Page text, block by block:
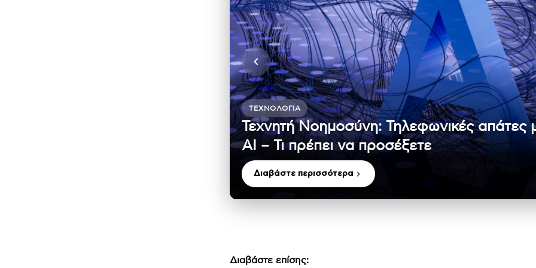
ΤΕΧΝΟΛΟΓΊΑ
Τεχνητή Νοημοσύνη: Τηλεφωνικές απάτες
ΑΙ – Τι πρέπει να προσέξετε
Διαβάστε περισσότερα
Διαβάστε επίσης: